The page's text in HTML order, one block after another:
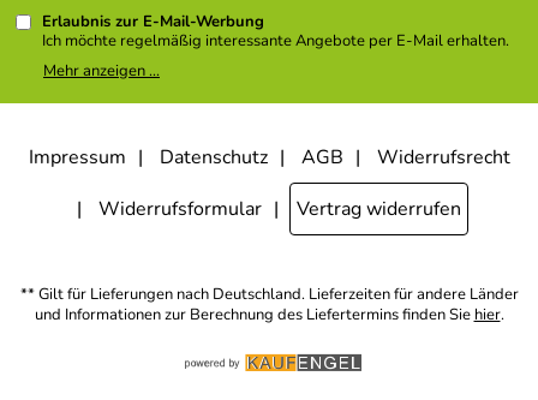
Erlaubnis zur E-Mail-Werbung
Ich möchte regelmäßig interessante Angebote per E-Mail erhalten.
Meine E-Mail-Adresse wird nicht an andere Unternehmen
weitergegeben. Zu statistischen Zwecken wird in anonymer Form
kann ich jederzeit mit Wirkung für die Zukunft widerrufen, indem ich
den Link "Abmelden" am Ende des Newsletters anklicke oder die
Option Newsletter im Mitgliederbereich deaktiviere. Die
Datenschutzerklärunghabe ich zur Kenntnis genommen.
Mehr anzeigen ...
Impressum Datenschutz AGB
Widerrufsrecht
Widerrufsformular
Vertrag widerrufen
** Gilt für Lieferungen nach Deutschland. Lieferzeiten für andere Länder
und Informationen zur Berechnung des Liefertermins finden Sie hier.